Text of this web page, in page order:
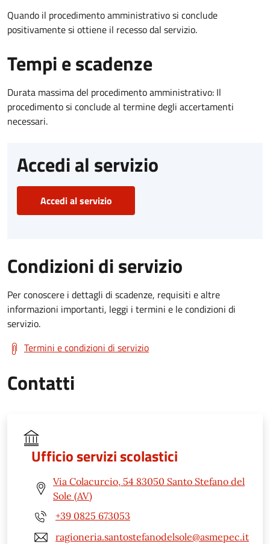
Quando il procedimento amministrativo si conclude
positivamente si ottiene il recesso dal servizio.
Tempi e scadenze
Durata massima del procedimento amministrativo: Il
procedimento si conclude al termine degli accertamenti
necessari.
Accedi al servizio
Accedi al servizio
Condizioni di servizio
Per conoscere i dettagli di scadenze, requisiti e altre
informazioni importanti, leggi i termini e le condizioni di
servizio.
Termini e condizioni di servizio
Contatti
Ufficio servizi scolastici
Via Colacurcio, 54 83050 Santo Stefano del
Sole (AV)
+39 0825 673053
ragioneria.santostefanodelsole@asmepec.it